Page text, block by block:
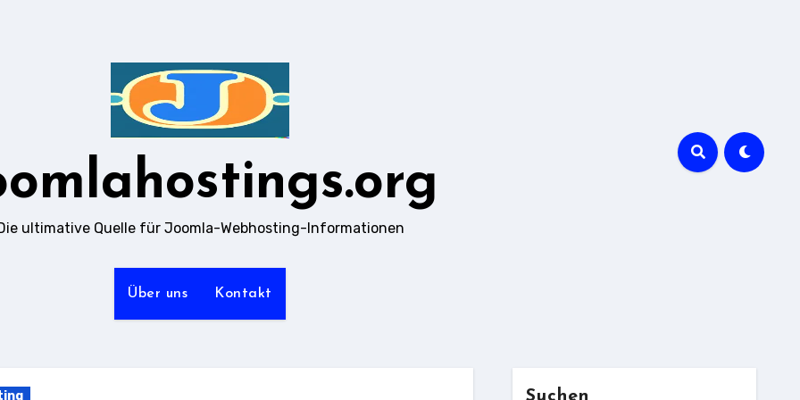
ultimative Quelle für Joomla-Webhosting-Informationen
Über uns Kontakt
Suchen